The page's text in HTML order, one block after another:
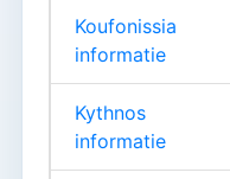
Koufonissia
informatie
Kythnos
informatie